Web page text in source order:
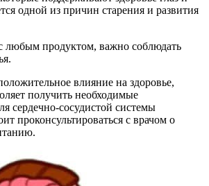
одной из причин старения и развития
любым продуктом, важно соблюдать
влияние на здоровье,
получить необходимые
сердечно-сосудистой системы
проконсультироваться с врачом о